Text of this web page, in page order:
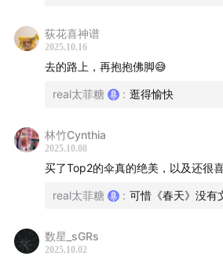
荻花喜神谱
2025.10.16
去的路上，再抱抱佛脚😅
real太菲糖 : 逛得愉快
林竹Cynthia
2025.10.08
买了Top2的伞真的绝美，以及还很喜
real太菲糖 : 可惜《春天》没有
数星_sGRs
2025.10.02